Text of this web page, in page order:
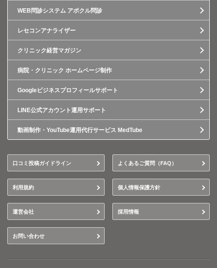
WEB問診システム アポクル問診
レセコンアナライザー
クリニック経営マガジン
病院・クリニック ホームページ制作
Googleビジネスプロフィールサポート
LINE公式アカウント運用サポート
動画制作・YouTube運用代行サービス MedTube
口コミ投稿ガイドライン よくあるご質問（FAQ）
利用規約 個人情報保護方針
運営会社 採用情報
お問い合わせ